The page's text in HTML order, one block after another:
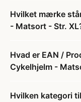
Hvilket mærke
- Matsort - Str.
Hvad er EAN /
Cykelhjelm -
Hvilken kategori